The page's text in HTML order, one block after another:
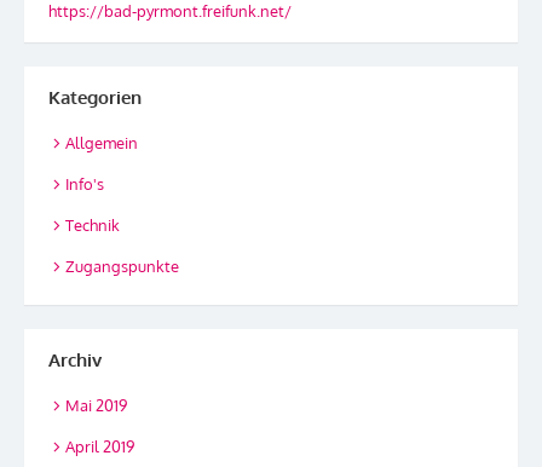
https://bad-pyrmont.freifunk.net/
Kategorien
Allgemein
Info's
Technik
Zugangspunkte
Archiv
Mai 2019
April 2019